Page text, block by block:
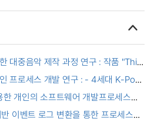
대중음악 제작 과정 연구 : 작품 "This
프로세스 개발 연구 : - 4세대 K-Pop
in Fourth-Generation K-Pop
개인의 소프트웨어 개발프로세스
process
이벤트 로그 변환을 통한 프로세스